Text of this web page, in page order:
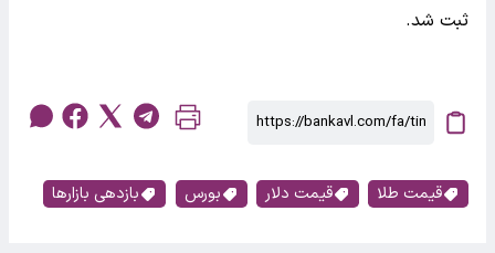
ثبت شد.
قیمت طلا قیمت دلار بورس بازدهی بازارها